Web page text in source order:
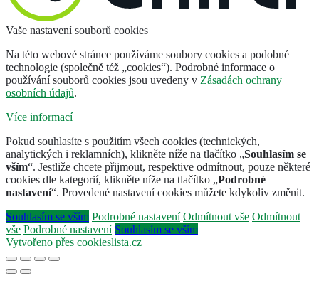
Vaše nastavení souborů cookies
Na této webové stránce používáme soubory cookies a podobné
technologie (společně též „cookies“). Podrobné informace o
používání souborů cookies jsou uvedeny v Zásadách ochrany
osobních údajů.
Více informací
Pokud souhlasíte s použitím všech cookies (technických,
analytických i reklamních), klikněte níže na tlačítko „Souhlasím se
vším“. Jestliže chcete přijmout, respektive odmítnout, pouze některé
cookies dle kategorií, klikněte níže na tlačítko „Podrobné
nastavení“. Provedené nastavení cookies můžete kdykoliv změnit.
Souhlasím se vším Podrobné nastavení Odmítnout vše Odmítnout
vše Podrobné nastavení Souhlasím se vším
Vytvořeno přes cookieslista.cz